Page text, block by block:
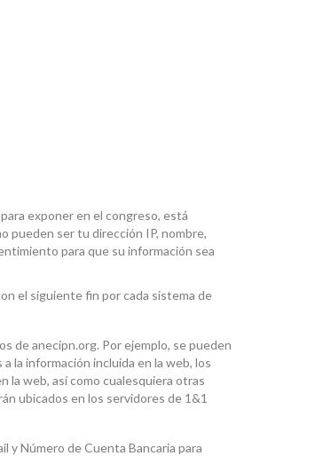
exponer en el congreso, está
pueden ser tu dirección IP, nombre,
para que su información sea
el siguiente fin por cada sistema de
de anecipn.org. Por ejemplo, se pueden
la información incluida en la web, los
web, así como cualesquiera otras
ubicados en los servidores de 1&1
y Número de Cuenta Bancaria para